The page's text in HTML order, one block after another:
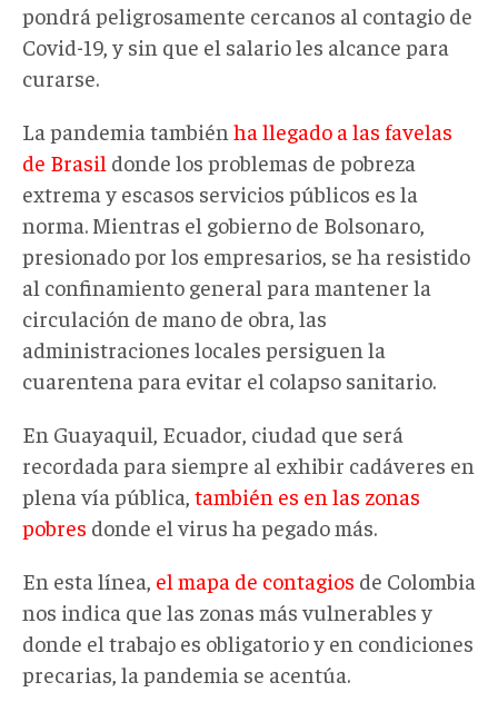
pondrá peligrosamente cercanos al contagio de
Covid-19, y sin que el salario les alcance para
curarse.
La pandemia también ha llegado a las favelas
de Brasil donde los problemas de pobreza
extrema y escasos servicios públicos es la
norma. Mientras el gobierno de Bolsonaro,
presionado por los empresarios, se ha resistido
al confinamiento general para mantener la
circulación de mano de obra, las
administraciones locales persiguen la
cuarentena para evitar el colapso sanitario.
En Guayaquil, Ecuador, ciudad que será
recordada para siempre al exhibir cadáveres en
plena vía pública, también es en las zonas
pobres donde el virus ha pegado más.
En esta línea, el mapa de contagios de Colombia
nos indica que las zonas más vulnerables y
donde el trabajo es obligatorio y en condiciones
precarias, la pandemia se acentúa.